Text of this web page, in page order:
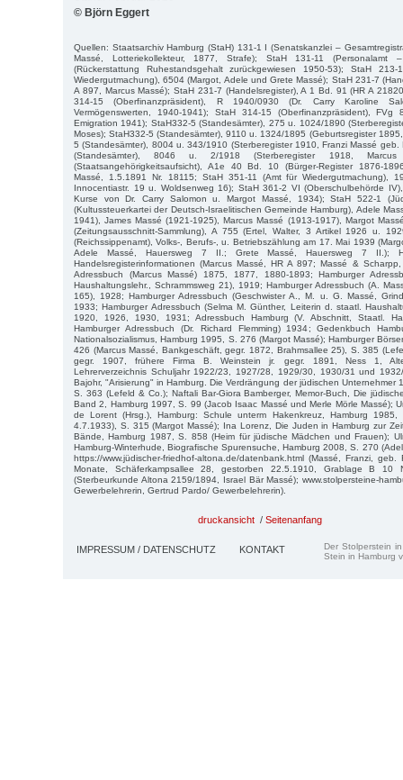
© Björn Eggert
Quellen: Staatsarchiv Hamburg (StaH) 131-1 I (Senatskanzlei –
Massé, Lotteriekollekteur, 1877, Strafe); StaH 131-11 (Personalamt
(Rückerstattung Ruhestandsgehalt zurückgewiesen 1950-53); StaH 213-
Wiedergutmachung), 6504 (Margot, Adele und Grete Massé); StaH 231-7
A 897, Marcus Massé); StaH 231-7 (Handelsregister), A 1 Bd. 91 (HR A
314-15 (Oberfinanzpräsident), R 1940/0930 (Dr. Carry Karoline
Vermögenswerten, 1940-1941); StaH 314-15 (Oberfinanzpräsident), FVg
Emigration 1941); StaH332-5 (Standesämter), 275 u. 1024/1890
Moses); StaH332-5 (Standesämter), 9110 u. 1324/1895 (Geburtsregister
5 (Standesämter), 8004 u. 343/1910 (Sterberegister 1910, Franzi Massé geb.
(Standesämter), 8046 u. 2/1918 (Sterberegister 1918,
(Staatsangehörigkeitsaufsicht), A1e 40 Bd. 10 (Bürger-Register 1876-
Massé, 1.5.1891 Nr. 18115; StaH 351-11 (Amt für Wiedergutmachung),
Innocentiastr. 19 u. Woldsenweg 16); StaH 361-2 VI (Oberschulbehörde
Kurse von Dr. Carry Salomon u. Margot Massé, 1934); StaH 522-1
(Kultussteuerkartei der Deutsch-Israelitischen Gemeinde Hamburg), Adele
1941), James Massé (1921-1925), Marcus Massé (1913-1917), Margot
(Zeitungsausschnitt-Sammlung), A 755 (Ertel, Walter, 3 Artikel 1926 u.
(Reichssippenamt), Volks-, Berufs-, u. Betriebszählung am 17. Mai 1939
Adele Massé, Hauersweg 7 II.; Grete Massé, Hauersweg 7 II.);
Handelsregisterinformationen (Marcus Massé, HR A 897; Massé &
Adressbuch (Marcus Massé) 1875, 1877, 1880-1893; Hamburger
Haushaltungslehr., Schrammsweg 21), 1919; Hamburger Adressbuch (A.
165), 1928; Hamburger Adressbuch (Geschwister A., M. u. G. Massé,
1933; Hamburger Adressbuch (Selma M. Günther, Leiterin d. staatl.
1920, 1926, 1930, 1931; Adressbuch Hamburg (V. Abschnitt, Staatl.
Hamburger Adressbuch (Dr. Richard Flemming) 1934; Gedenkbuch
Nationalsozialismus, Hamburg 1995, S. 276 (Margot Massé); Hamburger
426 (Marcus Massé, Bankgeschäft, gegr. 1872, Brahmsallee 25), S. 385
gegr. 1907, frühere Firma B. Weinstein jr. gegr. 1891, Ness 1, Alte
Lehrerverzeichnis Schuljahr 1922/23, 1927/28, 1929/30, 1930/31 und
Bajohr, "Arisierung" in Hamburg. Die Verdrängung der jüdischen Unternehmer
S. 363 (Lefeld & Co.); Naftali Bar-Giora Bamberger, Memor-Buch, Die
Band 2, Hamburg 1997, S. 99 (Jacob Isaac Massé und Merle Mörle Massé);
de Lorent (Hrsg.), Hamburg: Schule unterm Hakenkreuz, Hamburg 1985,
4.7.1933), S. 315 (Margot Massé); Ina Lorenz, Die Juden in Hamburg zur
Bände, Hamburg 1987, S. 858 (Heim für jüdische Mädchen und Frauen);
Hamburg-Winterhude, Biografische Spurensuche, Hamburg 2008, S. 270
https://www.jüdischer-friedhof-altona.de/datenbank.html (Massé, Franzi,
Monate, Schäferkampsallee 28, gestorben 22.5.1910, Grablage B 10
(Sterbeurkunde Altona 2159/1894, Israel Bär Massé); www.stolpersteine-
Gewerbelehrerin, Gertrud Pardo/ Gewerbelehrerin).
druckansicht / Seitenanfang
IMPRESSUM / DATENSCHUTZ KONTAKT
Der Stolperstein
Stein in Hamburg